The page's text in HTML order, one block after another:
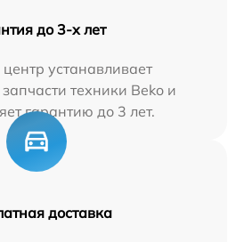
до 3-х лет
устанавливает
техники Beko и
гарантию до 3 лет.
доставка